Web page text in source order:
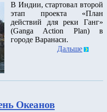
В Индии, стартовал второй
этап проекта «План
действий для реки Ганг»
(Ganga Action Plan) в
городе Варанаси.
Дальше
Океанов